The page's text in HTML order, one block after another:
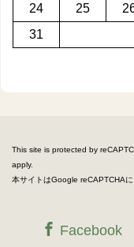
24
25
31
This site is protected by
apply.
本サイトはGoogle reCAPTCHA
Facebook